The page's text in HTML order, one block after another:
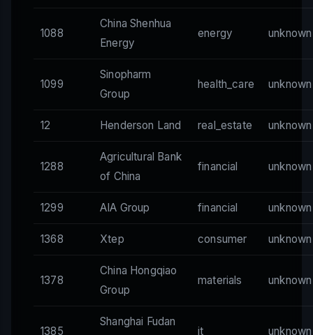
1088
China Shenhua
Energy
energy unknown
1099
Sinopharm
Group
health_care unknown
12 Henderson Land real_estate unknown
1288
Agricultural Bank
of China
financial unknown
1299 AIA Group financial unknown
1368 Xtep consumer unknown
1378
China Hongqiao
Group
materials unknown
1385
Shanghai Fudan
it unknown